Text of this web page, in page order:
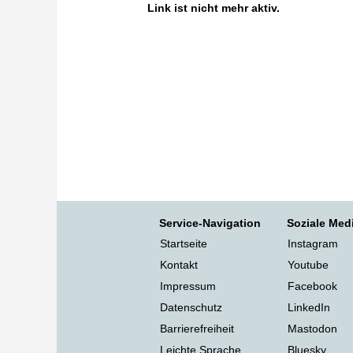
Link ist nicht mehr aktiv.
Service-Navigation
Startseite
Kontakt
Impressum
Datenschutz
Barrierefreiheit
Leichte Sprache
Soziale
Instagram
Youtube
Facebook
LinkedIn
Mastodon
Bluesky